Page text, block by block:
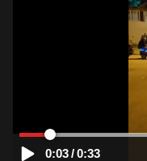
0:03/0:33